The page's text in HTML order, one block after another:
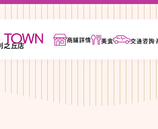
之丘店
商鋪詳情 美食 交通咨詢